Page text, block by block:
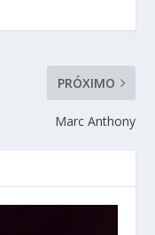
PRÓXIMO
Marc Anthony